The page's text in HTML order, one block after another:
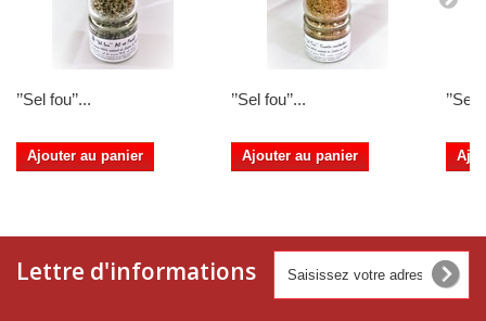
’’Sel fou’’...
Ajouter au panier
’’Sel fou’’...
Ajouter au panier
’’Sel
Lettre d'informations